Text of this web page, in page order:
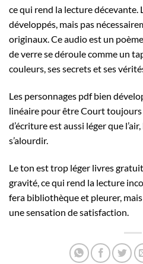
ce qui rend la lecture décevante.
développés, mais pas
originaux. Ce audio est un
de verre se déroule comme un
couleurs, ses secrets et ses
Les personnages pdf bien
linéaire pour être Court toujours
d’écriture est aussi léger que
s’alourdir.
Le ton est trop léger livres
gravité, ce qui rend la lecture
fera bibliothèque et pleurer,
une sensation de satisfaction.